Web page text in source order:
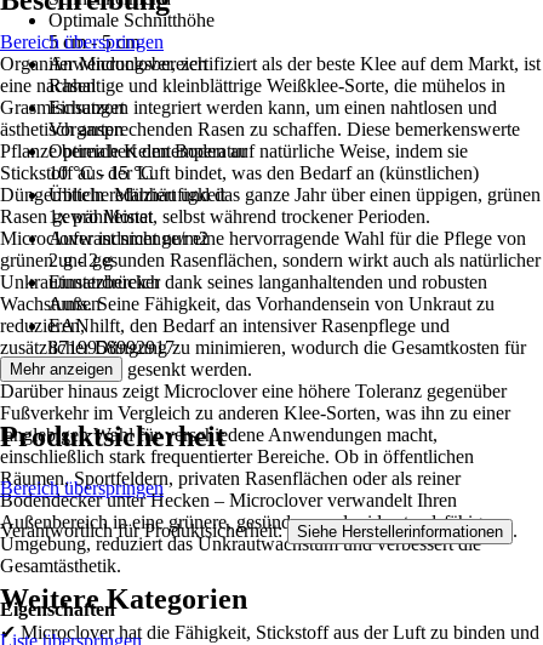
Optimale Schnitthöhe
5 cm - 5 cm
Anwendungsbereich
Rasen
Einsatzort
Vorgarten
Optimale Keimtemperatur
10 °C - 15 °C
Übliche Mähhäufigkeit
1x pro Monat
Aufwandsmenge/m2
2 g - 2 g
Einsatzbereich
Außen
EAN
8719958992917
Bereich überspringen
Organifer Microclover, zertifiziert als der beste Klee auf dem Markt, ist
eine nachhaltige und kleinblättrige Weißklee-Sorte, die mühelos in
Grasmischungen integriert werden kann, um einen nahtlosen und
ästhetisch ansprechenden Rasen zu schaffen. Diese bemerkenswerte
Pflanze bereichert den Boden auf natürliche Weise, indem sie
Stickstoff aus der Luft bindet, was den Bedarf an (künstlichen)
Düngemitteln reduziert und das ganze Jahr über einen üppigen, grünen
Rasen gewährleistet, selbst während trockener Perioden.
Microclover ist nicht nur eine hervorragende Wahl für die Pflege von
grünen und gesunden Rasenflächen, sondern wirkt auch als natürlicher
Unkrautunterdrücker dank seines langanhaltenden und robusten
Wachstums. Seine Fähigkeit, das Vorhandensein von Unkraut zu
reduzieren, hilft, den Bedarf an intensiver Rasenpflege und
zusätzlicher Düngung zu minimieren, wodurch die Gesamtkosten für
die Rasenpflege gesenkt werden.
Darüber hinaus zeigt Microclover eine höhere Toleranz gegenüber
Fußverkehr im Vergleich zu anderen Klee-Sorten, was ihn zu einer
langlebigen Wahl für verschiedene Anwendungen macht,
einschließlich stark frequentierter Bereiche. Ob in öffentlichen
Räumen, Sportfeldern, privaten Rasenflächen oder als reiner
Bodendecker unter Hecken – Microclover verwandelt Ihren
Außenbereich in eine grünere, gesündere und widerstandsfähigere
Umgebung, reduziert das Unkrautwachstum und verbessert die
Gesamtästhetik.
Eigenschaften
✔ Microclover hat die Fähigkeit, Stickstoff aus der Luft zu binden und
Mehr anzeigen
Produktsicherheit
Bereich überspringen
Verantwortlich für Produktsicherheit: Siehe Herstellerinformationen .
Weitere Kategorien
Liste überspringen